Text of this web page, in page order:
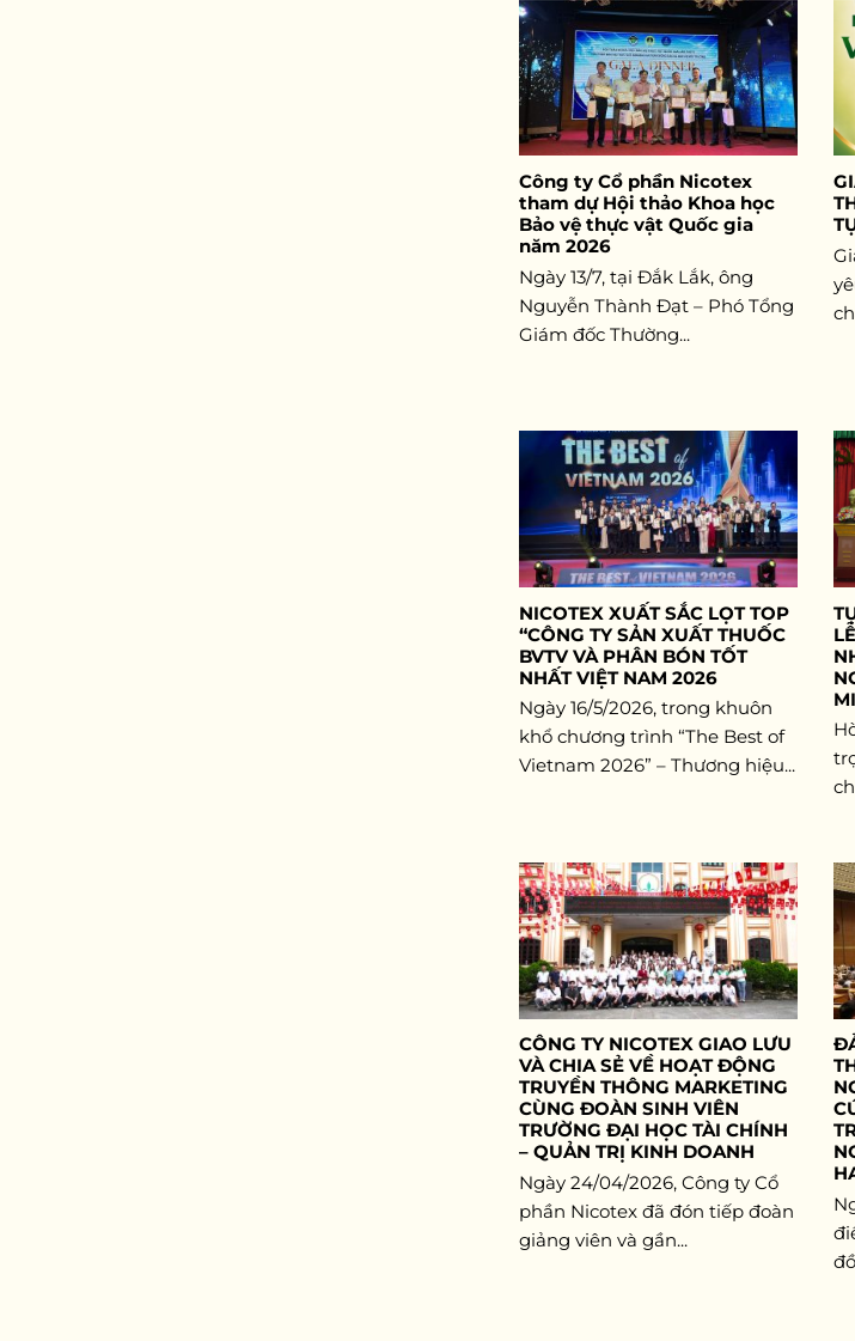
Công ty Cổ phần Nicotex
tham dự Hội thảo Khoa học
Bảo vệ thực vật Quốc gia
năm 2026
Ngày 13/7, tại Đắk Lắk, ông
Nguyễn Thành Đạt – Phó Tổng
Giám đốc Thường...
NICOTEX XUẤT SẮC LỌT TOP
“CÔNG TY SẢN XUẤT THUỐC
BVTV VÀ PHÂN BÓN TỐT
NHẤT VIỆT NAM 2026
Ngày 16/5/2026, trong khuôn
khổ chương trình “The Best of
Vietnam 2026” – Thương hiệu...
CÔNG TY NICOTEX GIAO LƯU
VÀ CHIA SẺ VỀ HOẠT ĐỘNG
TRUYỀN THÔNG MARKETING
CÙNG ĐOÀN SINH VIÊN
TRƯỜNG ĐẠI HỌC TÀI CHÍNH
– QUẢN TRỊ KINH DOANH
Ngày 24/04/2026, Công ty Cổ
phần Nicotex đã đón tiếp đoàn
giảng viên và gần...